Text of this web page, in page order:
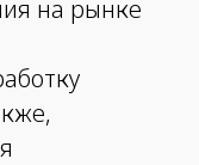
на рынке